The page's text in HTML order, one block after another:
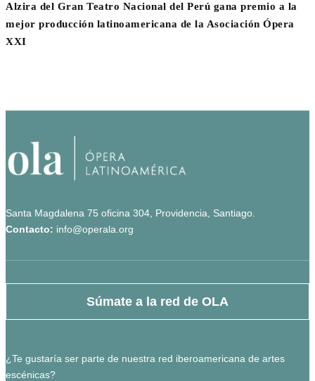
Alzira del Gran Teatro Nacional del Perú gana premio a la
mejor producción latinoamericana de la Asociación Ópera
XXI
Santa Magdalena 75 oficina 304, Providencia, Santiago.
Contacto: info@operala.org
Súmate a la red de OLA
¿Te gustaría ser parte de nuestra red iberoamericana de artes
escénicas?